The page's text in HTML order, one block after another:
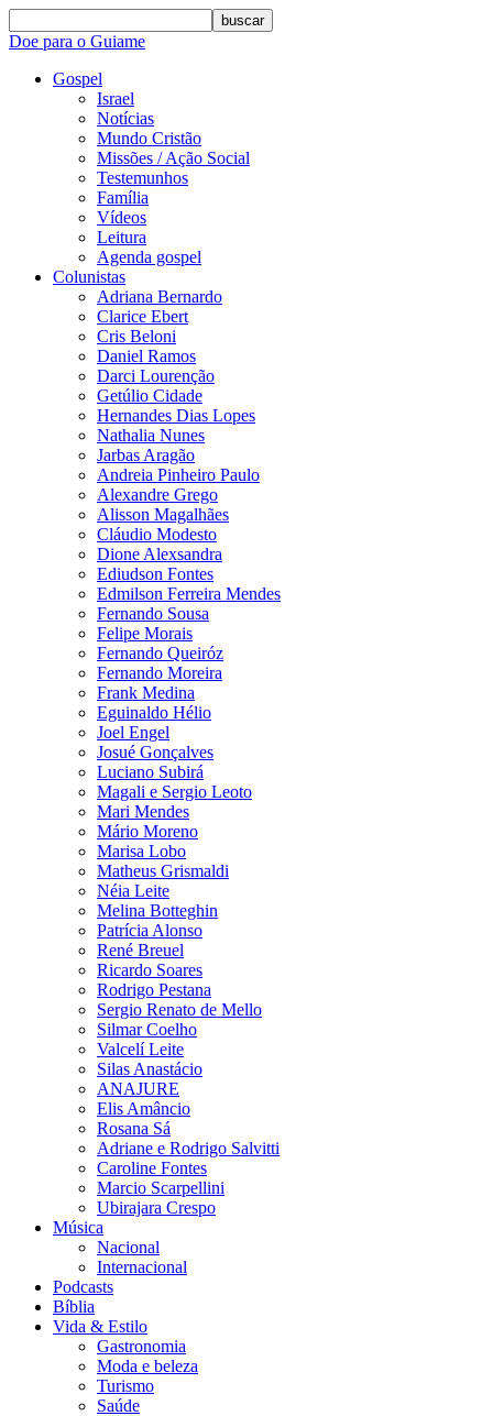
buscar
Doe para o Guiame
Gospel
Israel
Notícias
Mundo Cristão
Missões / Ação Social
Testemunhos
Família
Vídeos
Leitura
Agenda gospel
Colunistas
Adriana Bernardo
Clarice Ebert
Cris Beloni
Daniel Ramos
Darci Lourenção
Getúlio Cidade
Hernandes Dias Lopes
Nathalia Nunes
Jarbas Aragão
Andreia Pinheiro Paulo
Alexandre Grego
Alisson Magalhães
Cláudio Modesto
Dione Alexsandra
Ediudson Fontes
Edmilson Ferreira Mendes
Fernando Sousa
Felipe Morais
Fernando Queiróz
Fernando Moreira
Frank Medina
Eguinaldo Hélio
Joel Engel
Josué Gonçalves
Luciano Subirá
Magali e Sergio Leoto
Mari Mendes
Mário Moreno
Marisa Lobo
Matheus Grismaldi
Néia Leite
Melina Botteghin
Patrícia Alonso
René Breuel
Ricardo Soares
Rodrigo Pestana
Sergio Renato de Mello
Silmar Coelho
Valcelí Leite
Silas Anastácio
ANAJURE
Elis Amâncio
Rosana Sá
Adriane e Rodrigo Salvitti
Caroline Fontes
Marcio Scarpellini
Ubirajara Crespo
Música
Nacional
Internacional
Podcasts
Bíblia
Vida & Estilo
Gastronomia
Moda e beleza
Turismo
Saúde